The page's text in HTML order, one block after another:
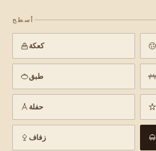
أسطح
كعكة
طبق
حفلة
زفاف